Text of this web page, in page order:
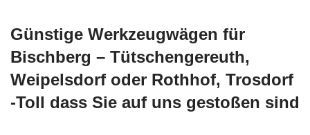
Günstige Werkzeugwägen für
Bischberg – Tütschengereuth,
Weipelsdorf oder Rothhof, Trosdorf
-Toll dass Sie auf uns gestoßen sind